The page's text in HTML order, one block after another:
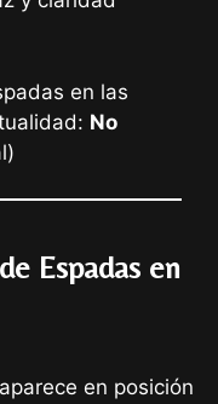
en las
No
Espadas en
aparece en posición